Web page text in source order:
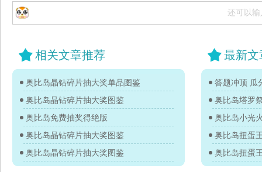
还可以输
相关文章推荐
奥比岛晶钻碎片抽大奖单品图鉴
奥比岛晶钻碎片抽大奖图鉴
奥比岛免费抽奖得绝版
奥比岛晶钻碎片抽大奖图鉴
奥比岛晶钻碎片抽大奖图鉴
最新文
答题冲顶 瓜
奥比岛塔罗
奥比岛小光